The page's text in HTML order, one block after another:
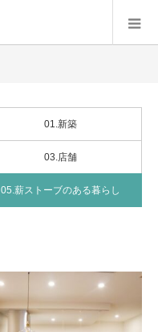
01.新築
03.店舗
05.薪ストーブのある暮らし